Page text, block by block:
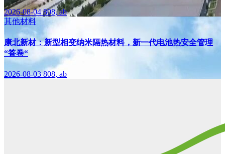
2026-08-04808, ab
其他材料
康北新材：新型相变纳米隔热材料，新一代电池热安全管理
“答卷“
2026-08-03808, ab